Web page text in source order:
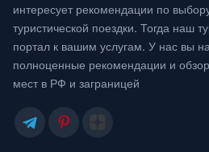
интересует рекомендации по
туристической поездки. Тогда наш
портал к вашим услугам. У нас вы
полноценные рекомендации и
мест в РФ и заграницей